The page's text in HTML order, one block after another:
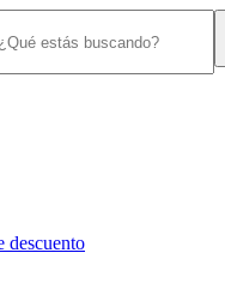
descuento